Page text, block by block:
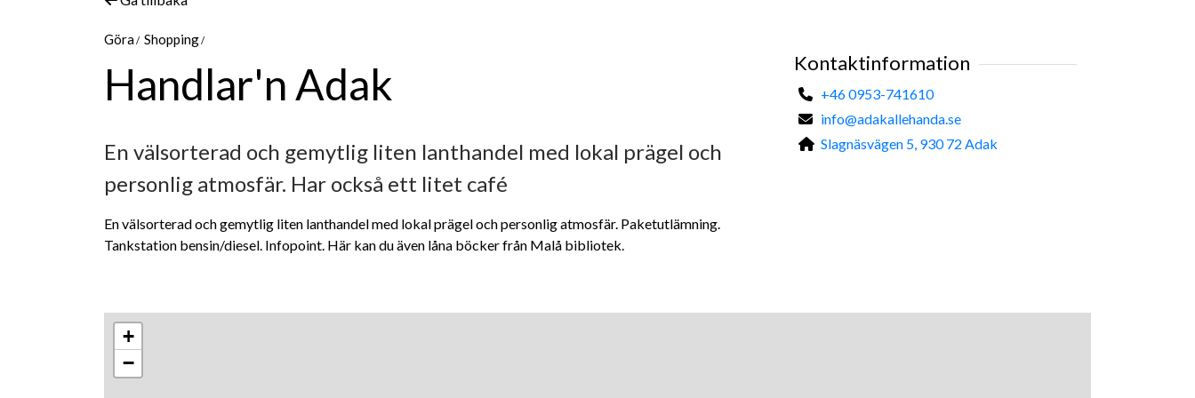
Göra Shopping
Handlar'n Adak
En välsorterad och gemytlig liten lanthandel med lokal prägel och
personlig atmosfär. Har också ett litet café
En välsorterad och gemytlig liten lanthandel med lokal prägel och personlig atmosfär. Paketutlämning.
Tankstation bensin/diesel. Infopoint. Här kan du även låna böcker från Malå bibliotek.
Kontaktinformation
+46 0953-741610
info@adakallehanda.se
Slagnäsvägen 5, 930 72 Adak
+
−